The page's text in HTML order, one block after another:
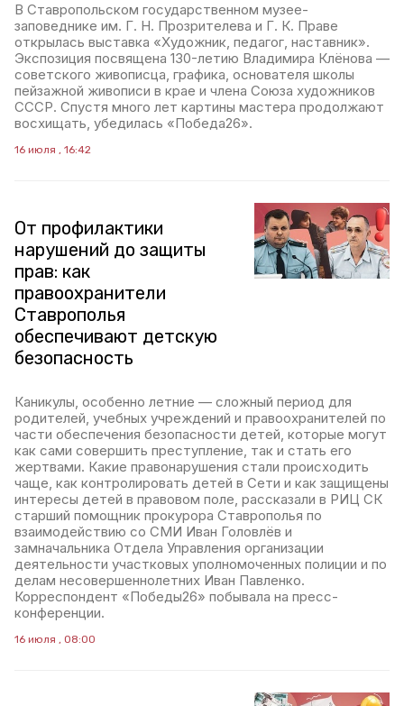
В Ставропольском государственном музее-
заповеднике им. Г. Н. Прозрителева и Г. К. Праве
открылась выставка «Художник, педагог, наставник».
Экспозиция посвящена 130-летию Владимира Клёнова —
советского живописца, графика, основателя школы
пейзажной живописи в крае и члена Союза художников
СССР. Спустя много лет картины мастера продолжают
восхищать, убедилась «Победа26».
16 июля , 16:42
От профилактики
нарушений до защиты
прав: как
правоохранители
Ставрополья
обеспечивают детскую
безопасность
Каникулы, особенно летние — сложный период для
родителей, учебных учреждений и правоохранителей по
части обеспечения безопасности детей, которые могут
как сами совершить преступление, так и стать его
жертвами. Какие правонарушения стали происходить
чаще, как контролировать детей в Сети и как защищены
интересы детей в правовом поле, рассказали в РИЦ СК
старший помощник прокурора Ставрополья по
взаимодействию со СМИ Иван Головлёв и
замначальника Отдела Управления организации
деятельности участковых уполномоченных полиции и по
делам несовершеннолетних Иван Павленко.
Корреспондент «Победы26» побывала на пресс-
конференции.
16 июля , 08:00